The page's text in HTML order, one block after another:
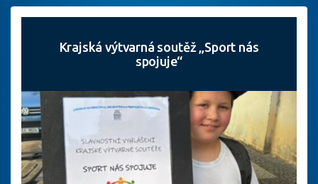
Krajská výtvarná soutěž „Sport nás
spojuje“